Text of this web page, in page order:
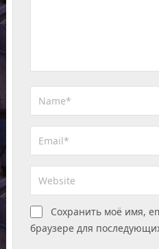
Сохранить моё имя,
браузере для